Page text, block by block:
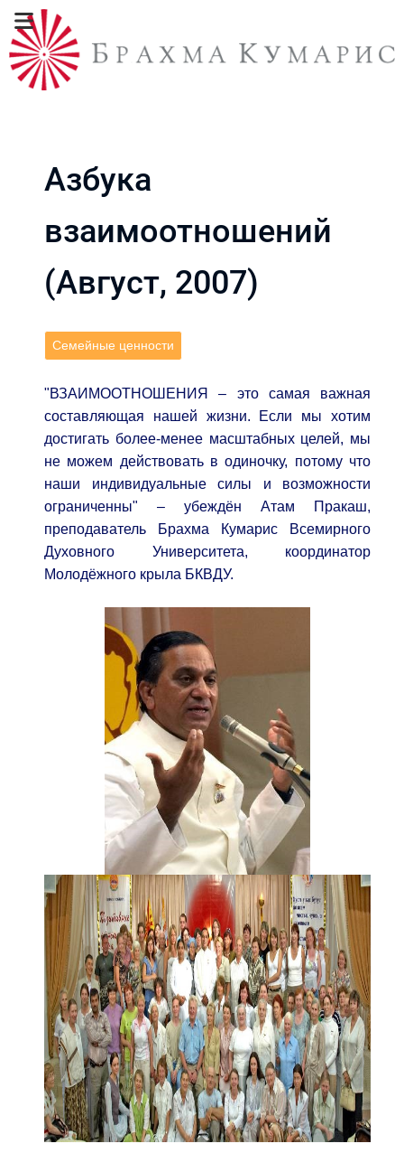
Азбука
взаимоотношений
(Август, 2007)
Семейные ценности
"ВЗАИМООТНОШЕНИЯ – это самая важная
составляющая нашей жизни. Если мы хотим
достигать более-менее масштабных целей, мы
не можем действовать в одиночку, потому что
наши индивидуальные силы и возможности
ограниченны" – убеждён Атам Пракаш,
преподаватель Брахма Кумарис Всемирного
Духовного Университета, координатор
Молодёжного крыла БКВДУ.